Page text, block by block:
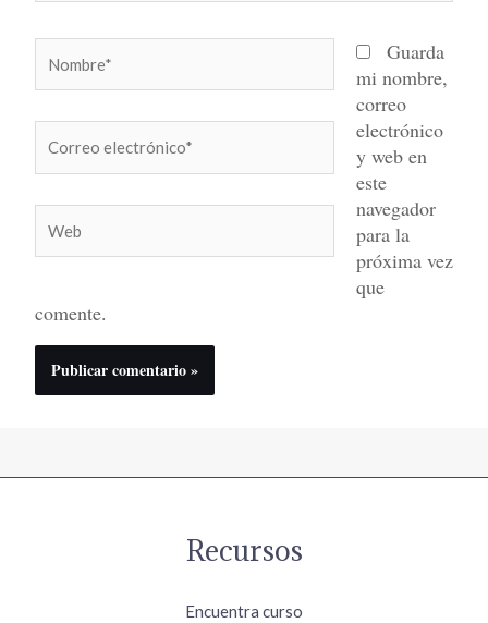
electrónico*
Guarda
mi nombre,
correo
electrónico
y web en
este
navegador
para la
próxima vez
que
comente.
Recursos
Encuentra curso